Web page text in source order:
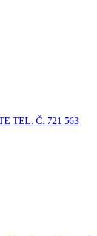
TEL. Č. 721 563